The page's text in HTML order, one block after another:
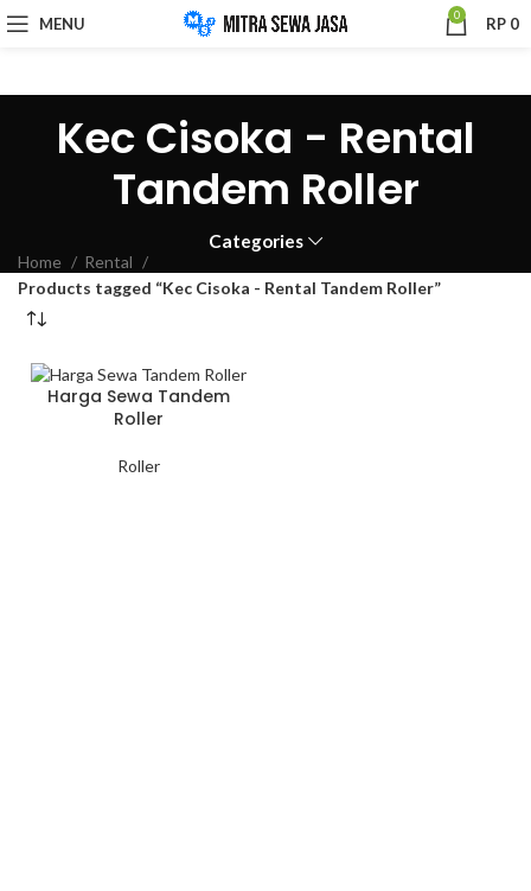
MENU 0 RP 0
Kec Cisoka - Rental
Tandem Roller
Categories
Home
Rental
Products tagged “Kec Cisoka - Rental Tandem Roller”
Harga Sewa Tandem
Roller
Roller